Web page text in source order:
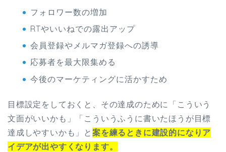
フォロワー数の増加
RTやいいねでの露出アップ
会員登録やメルマガ登録への誘導
応募者を最大限集める
今後のマーケティングに活かすため
目標設定をしておくと、その達成のために「こういう
文面がいいかも」「こういうふうに書いたほうが目標
達成しやすいかも」と 案を練るときに建設的になりア
イデアが出やすくなります。